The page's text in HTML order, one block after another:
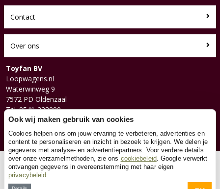
Contact
Over ons
Toyfan BV
Loopwagens.nl
Waterwinweg 9
7572 PD Oldenzaal
Tel. 0541-228000
Facebook
Instagram
© 2026 Toyfan BV
Ook wij maken gebruik van cookies
Cookies helpen ons om jouw ervaring te verbeteren, advertenties en
content te personaliseren en inzicht in bezoek te krijgen. We delen je
gegevens met analyse- en advertentiepartners. Voor verdere details
over onze verzamelmethoden, zie ons cookiebeleid. Google verwerkt
ontvangen gegevens in overeenstemming met haar eigen
privacybeleid